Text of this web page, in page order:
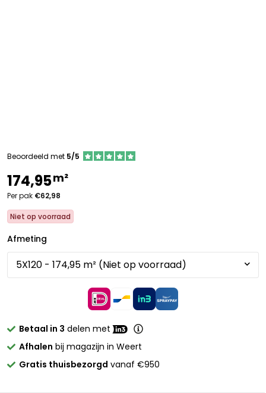
Beoordeeld met 5/5
174,95m²
Per pak €62,98
Niet op voorraad
Afmeting
Betaal in 3 delen met
Afhalen bij magazijn in Weert
Gratis thuisbezorgd vanaf €950